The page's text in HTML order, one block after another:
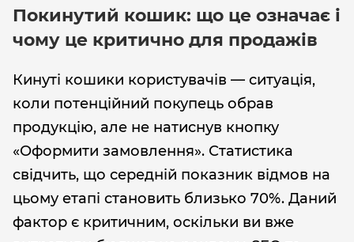
Покинутий кошик: що це означає і
чому це критично для продажів
Кинуті кошики користувачів — ситуація,
коли потенційний покупець обрав
продукцію, але не натиснув кнопку
«Оформити замовлення». Статистика
свідчить, що середній показник відмов на
цьому етапі становить близько 70%. Даний
фактор є критичним, оскільки ви вже